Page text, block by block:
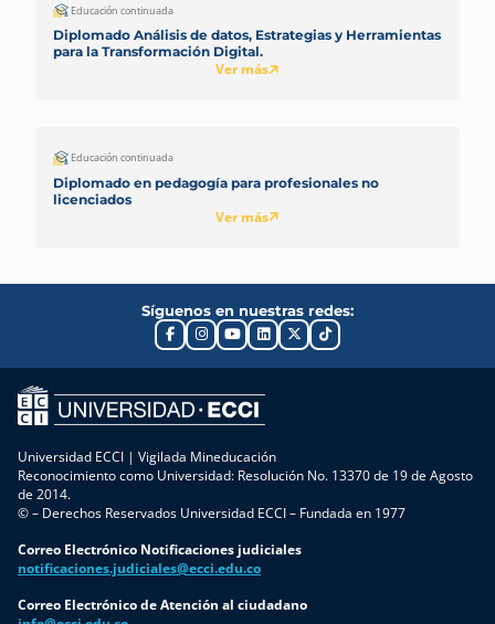
Educación continuada
Diplomado Análisis de datos, Estrategias y Herramientas
para la Transformación Digital.
Ver más
Educación continuada
Diplomado en pedagogía para profesionales no
licenciados
Ver más
Síguenos en nuestras redes:
Universidad ECCI | Vigilada Mineducación
Reconocimiento como Universidad: Resolución No. 13370 de 19 de Agosto
de 2014.
© – Derechos Reservados Universidad ECCI – Fundada en 1977
Correo Electrónico Notificaciones judiciales
notificaciones.judiciales@ecci.edu.co
Correo Electrónico de Atención al ciudadano